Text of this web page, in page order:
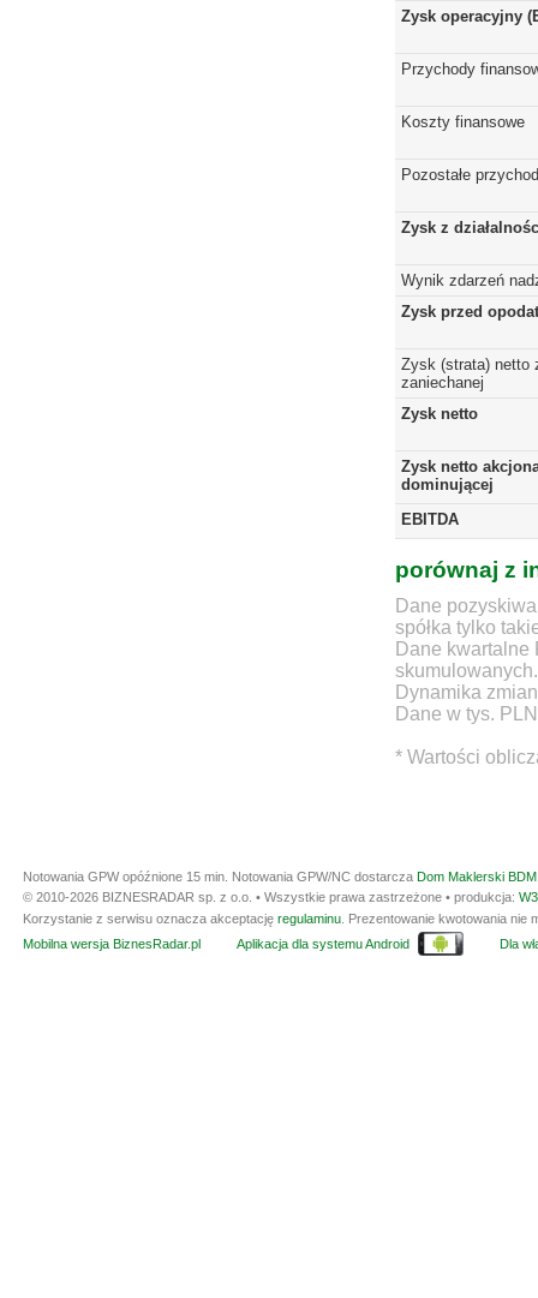
Zysk operacyjny
Przychody
Koszty finansowe
Pozostałe
Zysk z
Wynik zdarzeń
Zysk przed
Zysk (strata) netto
zaniechanej
Zysk netto
Zysk netto
dominującej
EBITDA
porównaj z
Dane
spółka tylko
Dane
skumulowanych.
Dynamika
Dane w tys. PLN
* Wartości
Notowania GPW opóźnione 15 min. Notowania GPW/NC dostarcza Dom Maklerski
© 2010-2026 BIZNESRADAR sp. z o.o. • Wszystkie prawa zastrzeżone • produkcja:
Korzystanie z serwisu oznacza akceptację regulaminu . Prezentowanie kwotowania
Mobilna wersja BiznesRadar.pl
Aplikacja dla systemu Android Dla